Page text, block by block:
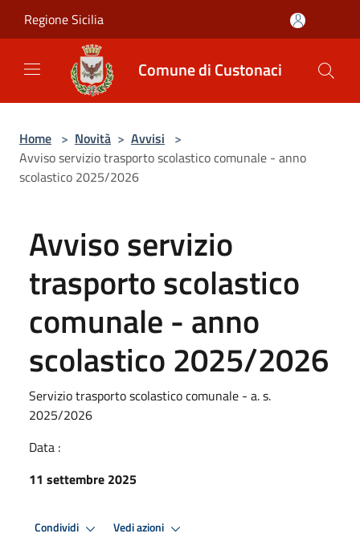
Regione Sicilia
Comune di Custonaci
Home > Novità > Avvisi >
Avviso servizio trasporto scolastico comunale - anno
scolastico 2025/2026
Avviso servizio
trasporto scolastico
comunale - anno
scolastico 2025/2026
Servizio trasporto scolastico comunale - a. s.
2025/2026
Data :
11 settembre 2025
Condividi Vedi azioni